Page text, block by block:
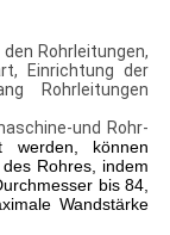
Rohrleitungen,
Einrichtung der
Rohrleitungen
und Rohr-
werden, können
Rohres, indem
bis 84,
Wandstärke